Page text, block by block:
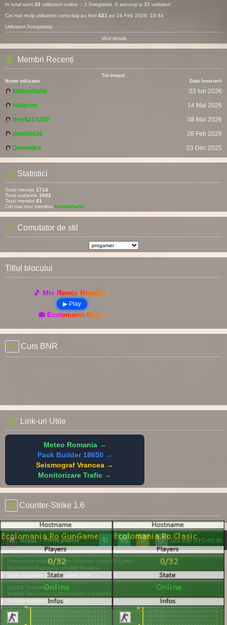
In total sunt 33 utilizatori online :: 1 înregistrat, 0 ascunși și 32 vizitatori
Cei mai mulţi utilizatori conectaţi au fost 621 pe 24 Feb 2026, 10:44
Utilizatori înregistraţi: Amazon [Bot]
Vezi detalii
Membri Recenți
Tot timpul
Nume utilizator
Data Înscrierii
fatimathahir
03 Iun 2026
vladcvm
14 Mai 2026
fresh215250
08 Mai 2026
pomitil436
28 Feb 2026
Devendra
03 Dec 2025
Statistici
Total mesaje 1714
Total subiecte 1602
Total membri 41
Cel mai nou membru fatimathahir
Comutator de stil
Titlul blocului
🎵 Mix Remix România
▶ Play
📻 Ecolomania Radio
Curs BNR
Link-uri Utile
Meteo Romania →
Pack Builder 18650 →
Seismograf Vrancea →
Monitorizare Trafic →
Counter-Strike 1.6
Acasă Prima pagină Ora este UTC+03:00
Furnizat de phpBB® Forum Software © phpBB Limited
Translation/Traducere: phpBB România
Style progamer de ©Mazeltof 2018
phpBB SiteMaker
phpBB Two Factor Authentication © paul999
Confidențialitate |Termeni